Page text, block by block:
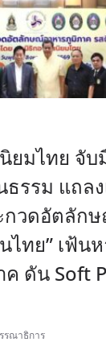
ยมไทย จับ
รรม แถล
กวดอัตลัก
ไทย” เฟ้น
ดัน Soft
รณาธิการ